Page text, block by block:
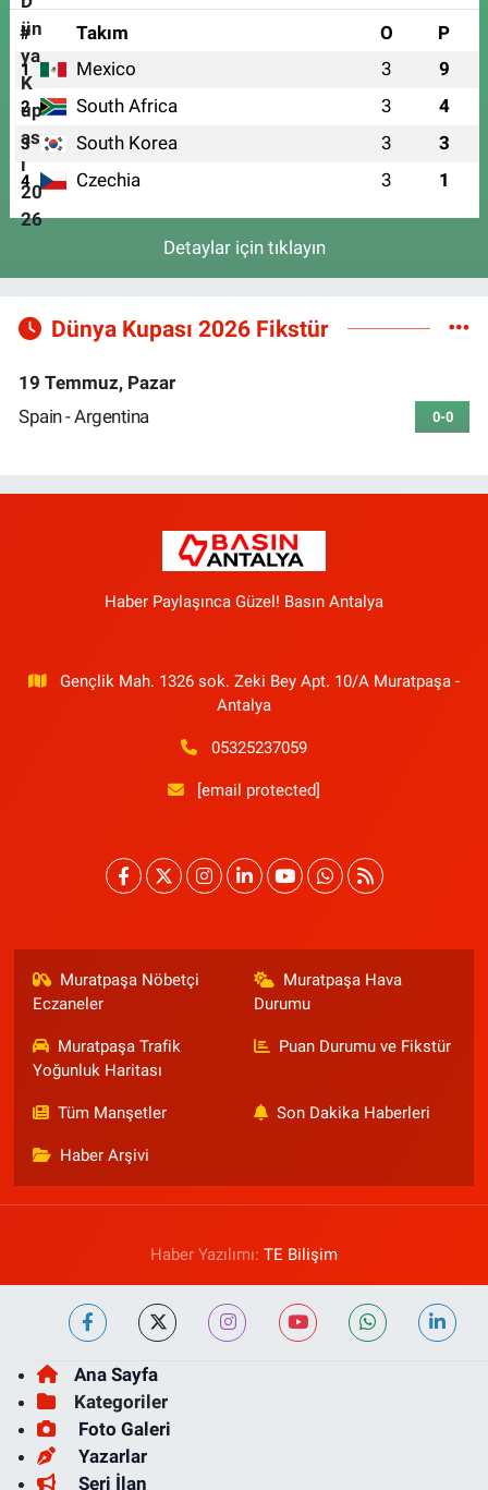
# Takım O P
1 Mexico 3 9
2 South Africa 3 4
3 South Korea 3 3
4 Czechia 3 1
Detaylar için tıklayın
Dünya Kupası 2026 Fikstür
19 Temmuz, Pazar
Spain - Argentina
0-0
Haber Paylaşınca Güzel! Basın Antalya
Gençlik Mah. 1326 sok. Zeki Bey Apt. 10/A Muratpaşa -
Antalya
05325237059
[email protected]
Muratpaşa Nöbetçi
Eczaneler
Muratpaşa Hava
Durumu
Muratpaşa Trafik
Yoğunluk Haritası
Puan Durumu ve Fikstür
Tüm Manşetler Son Dakika Haberleri
Haber Arşivi
Haber Yazılımı: TE Bilişim
Ana Sayfa
Kategoriler
Foto Galeri
Yazarlar
Seri İlan